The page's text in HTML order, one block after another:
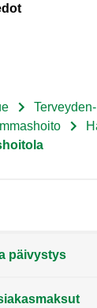
päivystys